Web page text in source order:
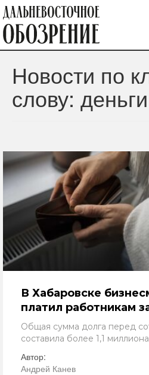
Новости по
слову: деньги
В Хабаровске
платил работникам
Общая сумма долга перед
составила более 1,1
Автор:
Андрей Канев